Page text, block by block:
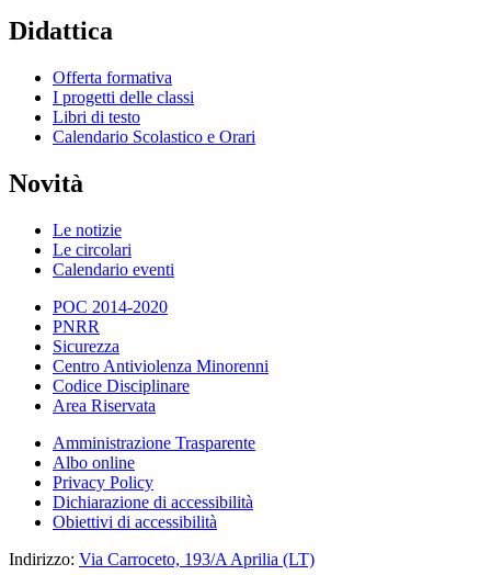
Didattica
Offerta formativa
I progetti delle classi
Libri di testo
Calendario Scolastico e Orari
Novità
Le notizie
Le circolari
Calendario eventi
POC 2014-2020
PNRR
Sicurezza
Centro Antiviolenza Minorenni
Codice Disciplinare
Area Riservata
Amministrazione Trasparente
Albo online
Privacy Policy
Dichiarazione di accessibilità
Obiettivi di accessibilità
Indirizzo: Via Carroceto, 193/A Aprilia (LT)